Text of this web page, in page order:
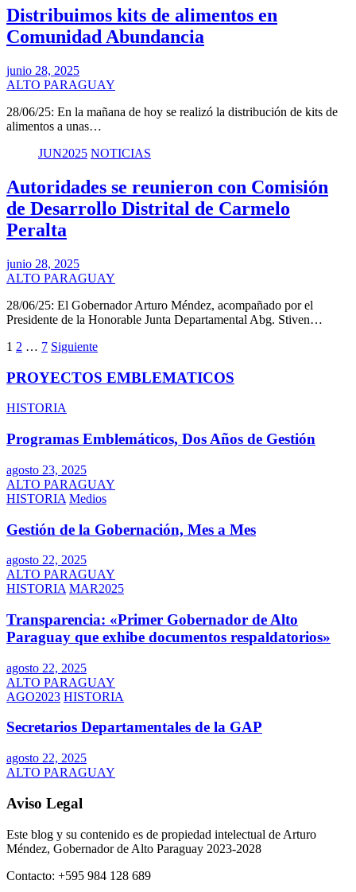
Distribuimos kits de alimentos en
Comunidad Abundancia
junio 28, 2025
ALTO PARAGUAY
28/06/25: En la mañana de hoy se realizó la distribución de kits de
alimentos a unas…
JUN2025 NOTICIAS
Autoridades se reunieron con Comisión
de Desarrollo Distrital de Carmelo
Peralta
junio 28, 2025
ALTO PARAGUAY
28/06/25: El Gobernador Arturo Méndez, acompañado por el
Presidente de la Honorable Junta Departamental Abg. Stiven…
Paginación
de
1 2 … 7 Siguiente
PROYECTOS EMBLEMATICOS
HISTORIA
Programas Emblemáticos, Dos Años de Gestión
agosto 23, 2025
ALTO PARAGUAY
HISTORIA Medios
Gestión de la Gobernación, Mes a Mes
agosto 22, 2025
ALTO PARAGUAY
HISTORIA MAR2025
Transparencia: «Primer Gobernador de Alto
Paraguay que exhibe documentos respaldatorios»
agosto 22, 2025
ALTO PARAGUAY
AGO2023 HISTORIA
Secretarios Departamentales de la GAP
agosto 22, 2025
ALTO PARAGUAY
Aviso Legal
Este blog y su contenido es de propiedad intelectual de Arturo
Méndez, Gobernador de Alto Paraguay 2023-2028
Contacto: +595 984 128 689